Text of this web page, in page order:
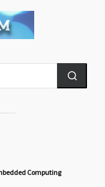
Computing